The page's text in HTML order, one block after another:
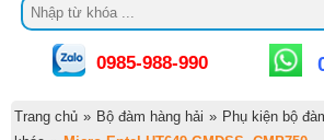
0985-988-990
Trang chủ » Bộ đàm hàng hải » Phụ kiện bộ